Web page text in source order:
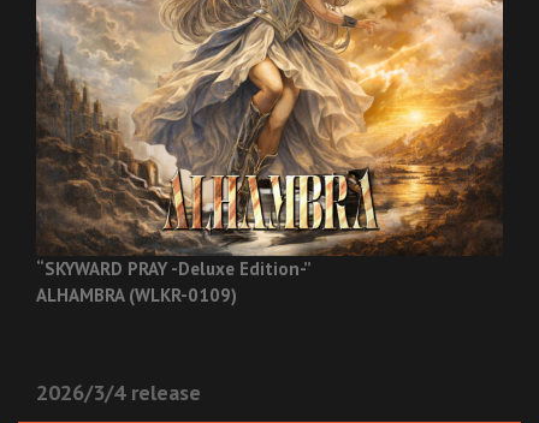
“SKYWARD PRAY -Deluxe Edition-”
ALHAMBRA (WLKR-0109)
2026/3/4 release